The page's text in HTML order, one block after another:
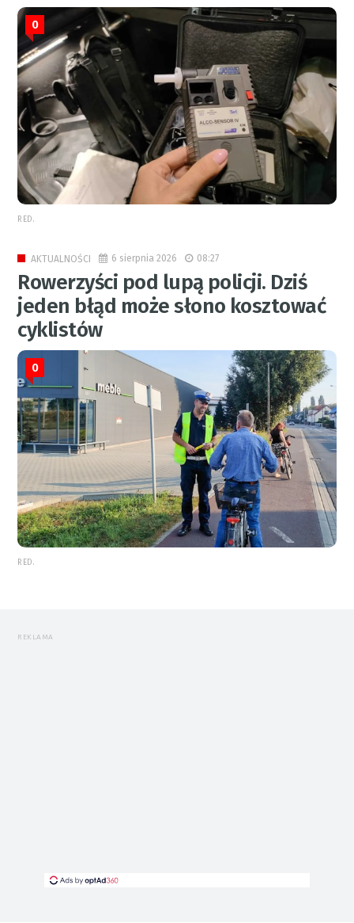
0
RED.
AKTUALNOŚCI 6 sierpnia 2026 08:27
Rowerzyści pod lupą policji. Dziś
jeden błąd może słono kosztować
cyklistów
0
RED.
REKLAMA